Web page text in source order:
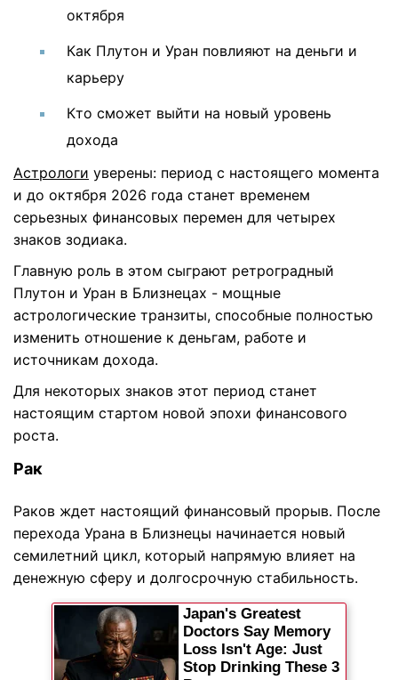
октября
Как Плутон и Уран повлияют на деньги и
карьеру
Кто сможет выйти на новый уровень
дохода
Астрологи уверены: период с настоящего момента
и до октября 2026 года станет временем
серьезных финансовых перемен для четырех
знаков зодиака.
Главную роль в этом сыграют ретроградный
Плутон и Уран в Близнецах - мощные
астрологические транзиты, способные полностью
изменить отношение к деньгам, работе и
источникам дохода.
Для некоторых знаков этот период станет
настоящим стартом новой эпохи финансового
роста.
Рак
Раков ждет настоящий финансовый прорыв. После
перехода Урана в Близнецы начинается новый
семилетний цикл, который напрямую влияет на
денежную сферу и долгосрочную стабильность.